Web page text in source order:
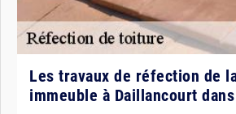
Les travaux de réfection de
immeuble à Daillancourt